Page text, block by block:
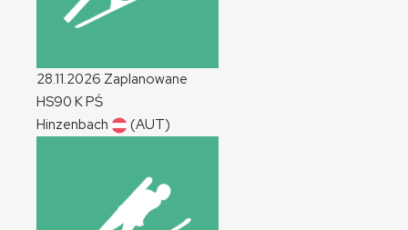
28.11.2026 Zaplanowane
HS90 KPŚ
Hinzenbach
(AUT)